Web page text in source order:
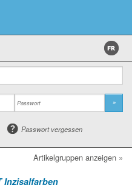
»
Passwort vergessen
Artikelgruppen anzeigen »
Inzisalfarben